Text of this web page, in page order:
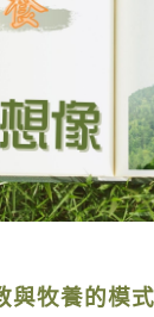
牧養的模